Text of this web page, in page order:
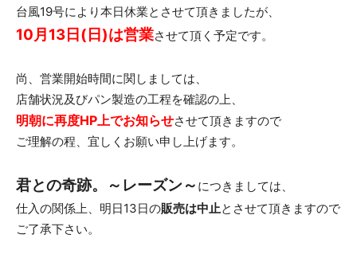
台風19号により本日休業とさせて頂きましたが、
10月13日(日)は営業させて頂く予定です。
尚、営業開始時間に関しましては、
店舗状況及びパン製造の工程を確認の上、
明朝に再度HP上でお知らせさせて頂きますので
ご理解の程、宜しくお願い申し上げます。
君との奇跡。～レーズン～ につきましては、
仕入の関係上、明日13日の販売は中止とさせて頂きますので
ご了承下さい。